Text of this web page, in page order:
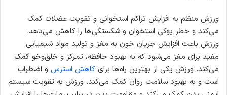
ورزش منظم به افزایش تراکم استخوانی و تقویت عضلات کمک
می‌کند و خطر پوکی استخوان و شکستگی‌ها را کاهش می‌دهد.
ورزش باعث افزایش جریان خون به مغز و تولید مواد شیمیایی
مفید برای مغز می‌شود که به بهبود حافظه، تمرکز و خلق‌وخو کمک
می‌کند. ورزش یکی از بهترین راه‌ها برای کاهش استرس و اضطراب
است و به بهبود سلامت روان کمک می‌کند. ورزش به تقویت سیستم